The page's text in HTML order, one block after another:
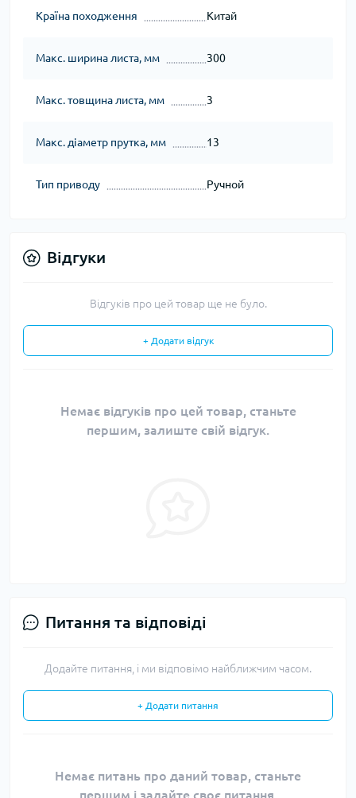
Країна походження Китай
Макс. ширина листа, мм 300
Макс. товщина листа, мм 3
Макс. діаметр прутка, мм 13
Тип приводу Ручной
Відгуки
Відгуків про цей товар ще не було.
+ Додати відгук
Немає відгуків про цей товар, станьте
першим, залиште свій відгук.
Питання та відповіді
Додайте питання, і ми відповімо найближчим часом.
+ Додати питання
Немає питань про даний товар, станьте
першим і задайте своє питання.